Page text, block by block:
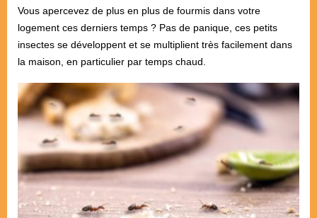
Vous apercevez de plus en plus de fourmis dans votre
logement ces derniers temps ? Pas de panique, ces petits
insectes se développent et se multiplient très facilement dans
la maison, en particulier par temps chaud.